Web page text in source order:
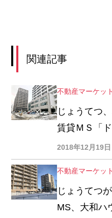
関連記事
不動産マーケッ
じょうてつ
賃貸ＭＳ「
2018年12月19日
不動産マーケッ
じょうてつ
MS、大和ハ